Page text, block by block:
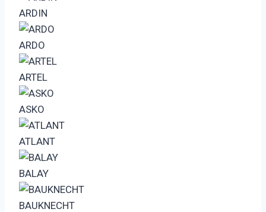
ARDIN
ARDO
ARTEL
ASKO
ATLANT
BALAY
BAUKNECHT